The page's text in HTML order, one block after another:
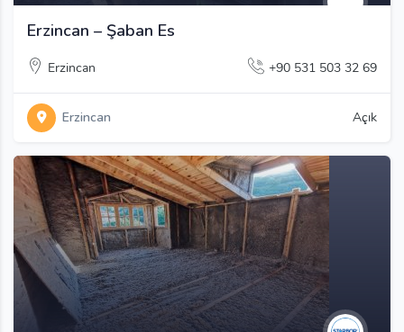
Erzincan – Şaban Es
Erzincan +90 531 503 32 69
Erzincan Açık